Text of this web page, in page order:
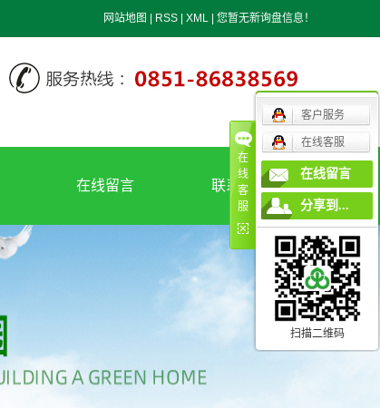
网站地图 RSS XML 您暂无新询盘信息！
在线留言 联系我们
联系我们
在
线
客
服
客户服务
在线客服
在线留言
分享到...
扫描二维码